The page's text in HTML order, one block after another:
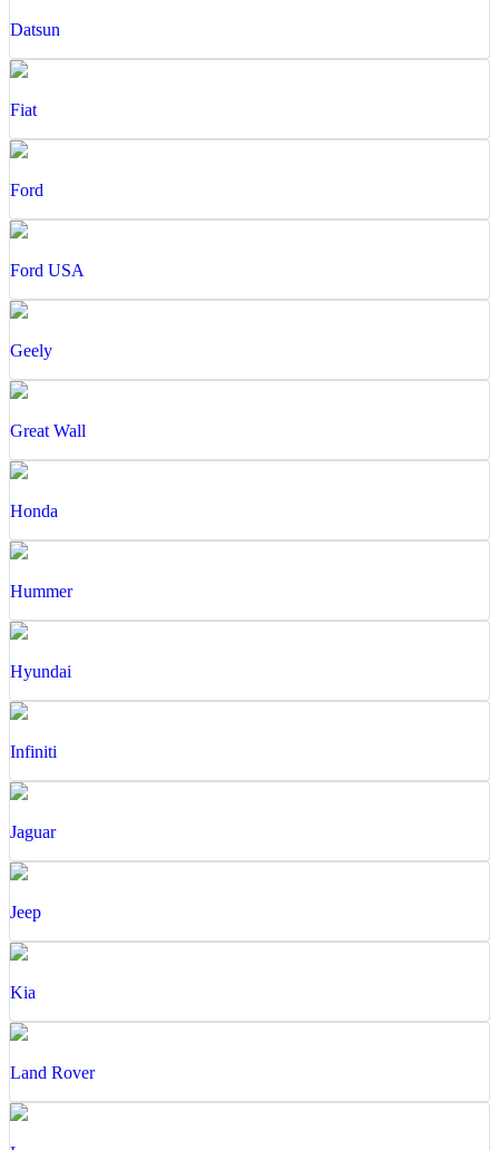
Datsun
Fiat
Ford
Ford USA
Geely
Great Wall
Honda
Hummer
Hyundai
Infiniti
Jaguar
Jeep
Kia
Land Rover